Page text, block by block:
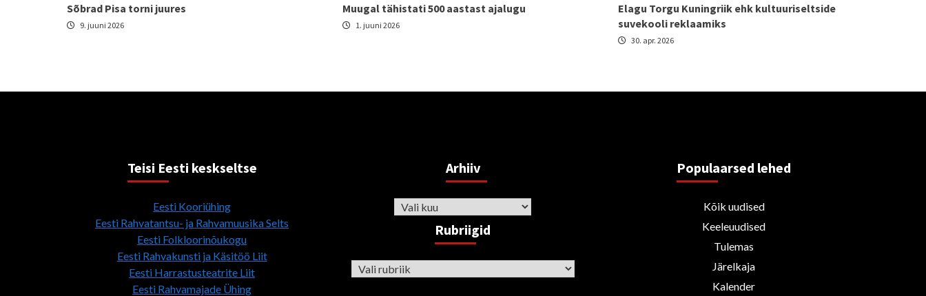
Sõbrad Pisa torni juures
9. juuni 2026
Muugal tähistati 500 aastast ajalugu
1. juuni 2026
Elagu Torgu Kuningriik ehk kultuuriseltside
suvekooli reklaamiks
30. apr. 2026
Teisi Eesti keskseltse
Eesti Kooriühing
Eesti Rahvatantsu- ja Rahvamuusika Selts
Eesti Folkloorinõukogu
Eesti Rahvakunsti ja Käsitöö Liit
Eesti Harrastusteatrite Liit
Eesti Rahvamajade Ühing
Arhiiv
Arhiiv
Rubriigid
Rubriigid
Populaarsed lehed
Kõik uudised
Keeleuudised
Tulemas
Järelkaja
Kalender